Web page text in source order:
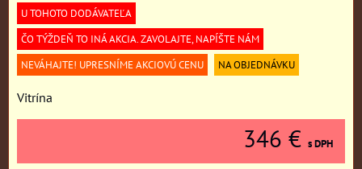
U TOHOTO DODÁVATEĽA
ČO TÝŽDEŇ TO INÁ AKCIA. ZAVOLAJTE, NAPÍŠTE NÁM
NEVÁHAJTE! UPRESNÍME AKCIOVÚ CENU
NA OBJEDNÁVKU
Vitrína
346 € s DPH